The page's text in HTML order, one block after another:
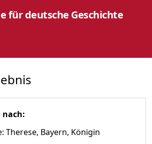
für deutsche Geschichte
nach:
Therese, Bayern, Königin